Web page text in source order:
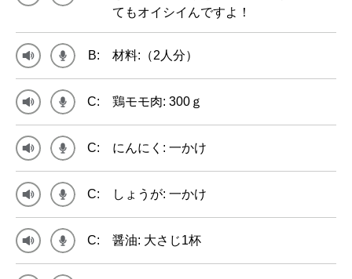
てもオイシイんですよ！
B: 材料:（2人分）
C: 鶏モモ肉: 300ｇ
C: にんにく: 一かけ
C: しょうが: 一かけ
C: 醤油: 大さじ1杯